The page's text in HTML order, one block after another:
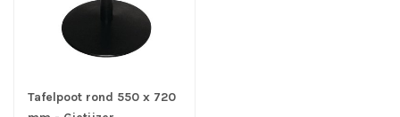
Tafelpoot rond 550 x 720